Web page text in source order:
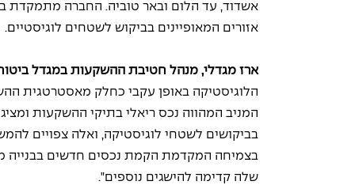
אשדוד, עד הלום ובאר טוביה. החברה מתמקדת
אזורים המאופיינים בביקוש לשטחים לוגיסטיים.
ארז מגדלי, מנהל חטיבת ההשקעות במגדל
הלוגיסטיקה באופן עקבי כחלק מאסטרטגית
המניב המהווה נכס ריאלי בתיקי ההשקעות
בביקושים לשטחי לוגיסטיקה, ואלה צפויים
בצמיחה המקדמת הקמת נכסים חדשים בבנייה
שלה קדימה להישגים נוספים".